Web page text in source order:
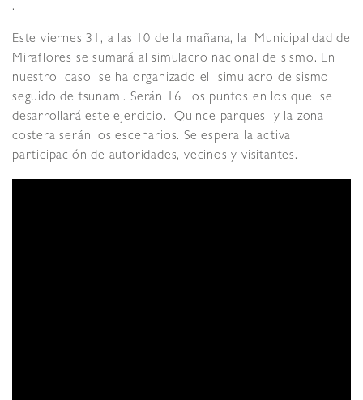
.
Este viernes 31, a las 10 de la mañana, la Municipalidad de
Miraflores se sumará al simulacro nacional de sismo. En
nuestro caso se ha organizado el simulacro de sismo
seguido de tsunami. Serán 16 los puntos en los que se
desarrollará este ejercicio. Quince parques y la zona
costera serán los escenarios. Se espera la activa
participación de autoridades, vecinos y visitantes.